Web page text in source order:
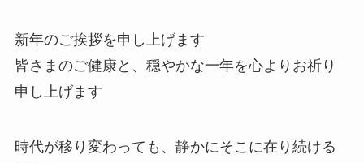
新年のご挨拶を申し上げます
皆さまのご健康と、穏やかな一年を心よりお祈り
申し上げます
時代が移り変わっても、静かにそこに在り続ける